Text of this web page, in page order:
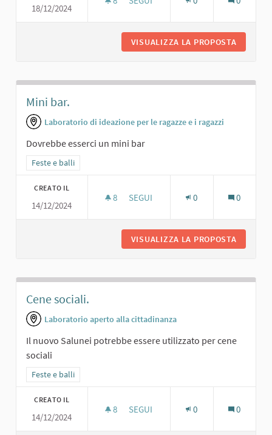
18/12/2024
VISUALIZZA LA PROPOSTA
Mini bar.
Laboratorio di ideazione per le ragazze e i ragazzi
Dovrebbe esserci un mini bar
Filtra i risultati per categoria: Feste e balli
Feste e balli
CREATO IL
14/12/2024
8 8 SOSTENITORI
SEGUI 0 0
VISUALIZZA LA PROPOSTA
Cene sociali.
Laboratorio aperto alla cittadinanza
Il nuovo Salunei potrebbe essere utilizzato per cene
sociali
Filtra i risultati per categoria: Feste e balli
Feste e balli
CREATO IL
14/12/2024
8 8 SOSTENITORI
SEGUI 0 0